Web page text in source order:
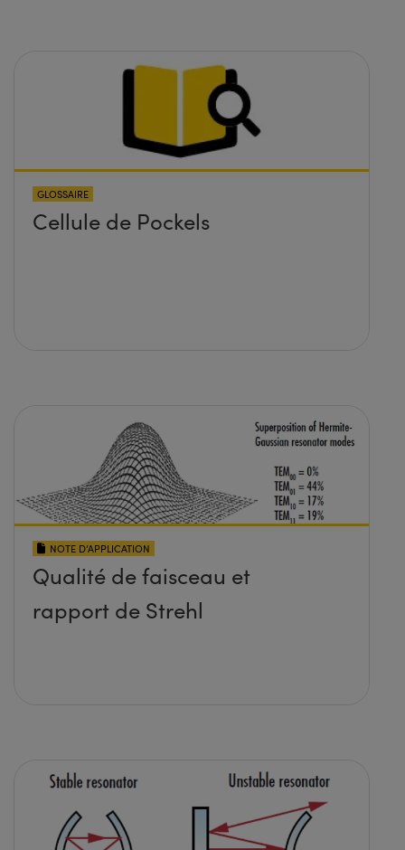
GLOSSAIRE
Cellule de Pockels
NOTE D’APPLICATION
Qualité de faisceau et
rapport de Strehl